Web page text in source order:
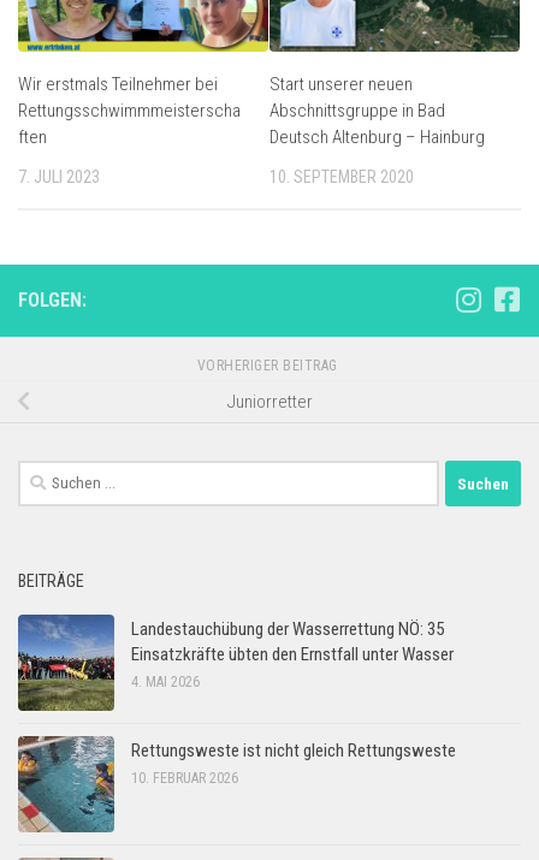
Wir erstmals Teilnehmer bei
Rettungsschwimmmeisterscha
ften
7. JULI 2023
Start unserer neuen
Abschnittsgruppe in Bad
Deutsch Altenburg – Hainburg
10. SEPTEMBER 2020
FOLGEN:
VORHERIGER BEITRAG
Juniorretter
Suchen
nach:
BEITRÄGE
Landestauchübung der Wasserrettung NÖ: 35
Einsatzkräfte übten den Ernstfall unter Wasser
4. MAI 2026
Rettungsweste ist nicht gleich Rettungsweste
10. FEBRUAR 2026